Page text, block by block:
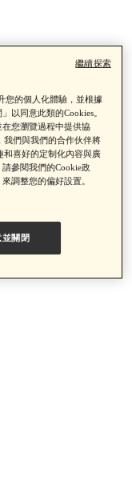
您的個人化體驗，並根據
以同意此類的Cookies。
您瀏覽過程中提供協
我們與我們的合作伙伴將
和喜好的定制化內容與廣
參閱我們的Cookie政
調整您的偏好設置。
並關閉
繼續探索